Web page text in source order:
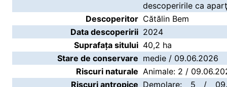
descoperirile ca
Descoperitor Cătălin Bem
Data descoperirii 2024
Suprafața sitului 40,2 ha
Stare de conservare medie / 09.06.2026
Riscuri naturale Animale: 2 /
Riscuri antropice Demolare: 5 /